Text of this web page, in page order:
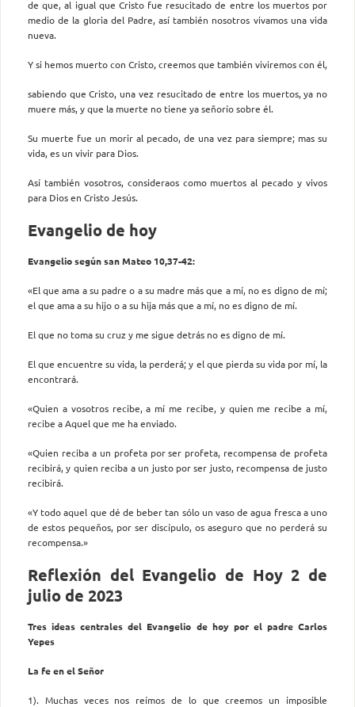
de que, al igual que Cristo fue resucitado de entre los muertos por
medio de la gloria del Padre, así también nosotros vivamos una vida
nueva.
Y si hemos muerto con Cristo, creemos que también viviremos con él,
sabiendo que Cristo, una vez resucitado de entre los muertos, ya no
muere más, y que la muerte no tiene ya señorío sobre él.
Su muerte fue un morir al pecado, de una vez para siempre; mas su
vida, es un vivir para Dios.
Así también vosotros, consideraos como muertos al pecado y vivos
para Dios en Cristo Jesús.
Evangelio de hoy
Evangelio según san Mateo 10,37-42:
«El que ama a su padre o a su madre más que a mí, no es digno de mí;
el que ama a su hijo o a su hija más que a mí, no es digno de mí.
El que no toma su cruz y me sigue detrás no es digno de mí.
El que encuentre su vida, la perderá; y el que pierda su vida por mí, la
encontrará.
«Quien a vosotros recibe, a mí me recibe, y quien me recibe a mí,
recibe a Aquel que me ha enviado.
«Quien reciba a un profeta por ser profeta, recompensa de profeta
recibirá, y quien reciba a un justo por ser justo, recompensa de justo
recibirá.
«Y todo aquel que dé de beber tan sólo un vaso de agua fresca a uno
de estos pequeños, por ser discípulo, os aseguro que no perderá su
recompensa.»
Reflexión del Evangelio de Hoy 2 de
julio de 2023
Tres ideas centrales del Evangelio de hoy por el padre Carlos
Yepes
La fe en el Señor
1). Muchas veces nos reímos de lo que creemos un imposible